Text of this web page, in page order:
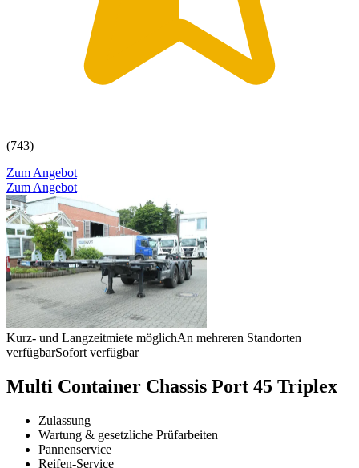
(743)
Zum Angebot
Zum Angebot
Kurz- und Langzeitmiete möglichAn mehreren Standorten
verfügbarSofort verfügbar
Multi Container Chassis Port 45 Triplex
Zulassung
Wartung & gesetzliche Prüfarbeiten
Pannenservice
Reifen-Service